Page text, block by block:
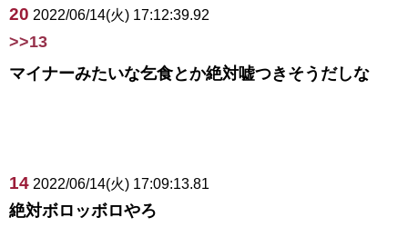
20 2022/06/14(火) 17:12:39.92
>>13
マイナーみたいな乞食とか絶対嘘つきそうだしな
14 2022/06/14(火) 17:09:13.81
絶対ボロッボロやろ